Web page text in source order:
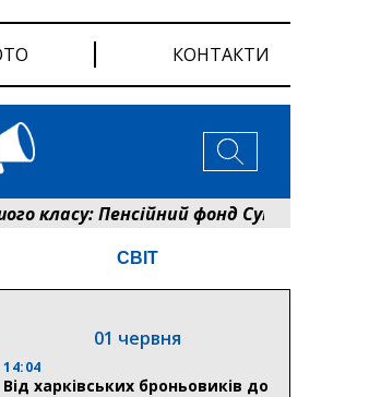
КОНТАКТИ
Пенсійний фонд Сумщини розпочав
СВІТ
01 червня
14:04
Від харківських броньовиків до